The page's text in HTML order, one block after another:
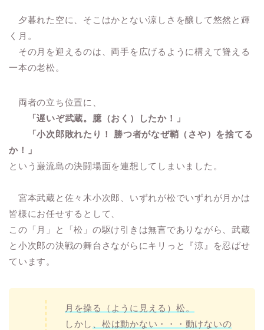
夕暮れた空に、そこはかとない涼しさを醸して悠然と輝
く月。
その月を迎えるのは、両手を広げるように構えて聳える
一本の老松。
両者の立ち位置に、
「遅いぞ武蔵。臆（おく）したか！」
「小次郎敗れたり！ 勝つ者がなぜ鞘（さや）を捨てる
か！」
という巌流島の決闘場面を連想してしまいました。
宮本武蔵と佐々木小次郎、いずれが松でいずれが月かは
皆様にお任せするとして、
この「月」と「松」の駆け引きは無言でありながら、武蔵
と小次郎の決戦の舞台さながらにキリっと『涼』を忍ばせ
ています。
月を操る（ように見える）松。
しかし
、松は動かない・・・動けないの